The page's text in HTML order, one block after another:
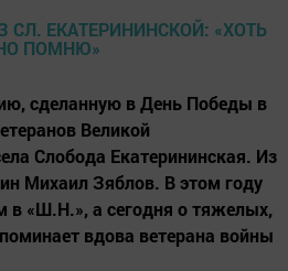
сделанную в День Победы в
Великой
Слобода Екатерининская. Из
Михаил Зяблов. В этом году
в «Ш.Н.», а сегодня о тяжелых,
вдова ветерана войны